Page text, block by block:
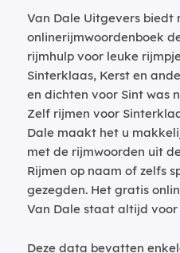
Van Dale Uitgevers biedt
onlinerijmwoordenboek
rijmhulp voor leuke
Sinterklaas, Kerst en
en dichten voor Sint was
Zelf rijmen voor
Dale maakt het u
met de rijmwoorden uit
Rijmen op naam of zelfs
gezegden. Het gratis
Van Dale staat altijd voor
Deze data bevatten